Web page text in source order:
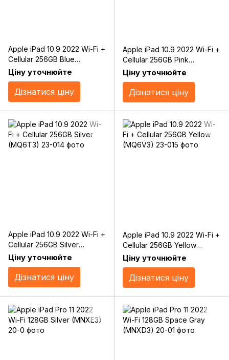
Apple iPad 10.9 2022 Wi-Fi +
Cellular 256GB Blue
(MQ6U3)
Ціну уточнюйте
Дізнатися ціну
Apple iPad 10.9 2022 Wi-Fi +
Cellular 256GB Pink
(MQ6W3)
Ціну уточнюйте
Дізнатися ціну
Apple iPad 10.9 2022 Wi-Fi +
Cellular 256GB Silver
(MQ6T3)
Ціну уточнюйте
Дізнатися ціну
Apple iPad 10.9 2022 Wi-Fi +
Cellular 256GB Yellow
(MQ6V3)
Ціну уточнюйте
Дізнатися ціну